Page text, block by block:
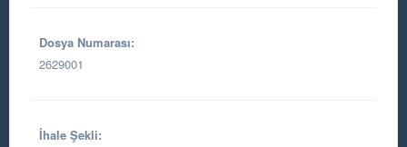
Dosya Numarası:
2629001
İhale Şekli: